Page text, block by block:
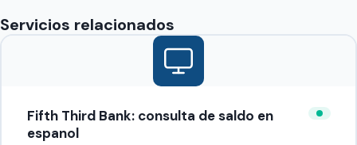
Servicios relacionados
Fifth Third Bank: consulta de saldo en
espanol